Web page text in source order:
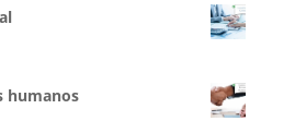
humanos